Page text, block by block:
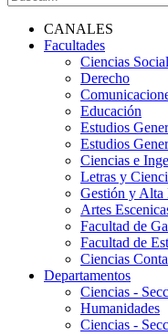
CANALES
Facultades
Ciencias
Derecho
Educación
Estudios
Estudios
Ciencias e
Letras y
Gestión y Alta
Artes
Facultad de
Facultad de
Ciencias
Departamentos
Ciencias -
Humanidades
Ciencias -